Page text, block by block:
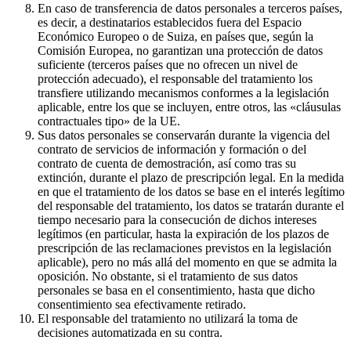
En caso de transferencia de datos personales a terceros países,
es decir, a destinatarios establecidos fuera del Espacio
Económico Europeo o de Suiza, en países que, según la
Comisión Europea, no garantizan una protección de datos
suficiente (terceros países que no ofrecen un nivel de
protección adecuado), el responsable del tratamiento los
transfiere utilizando mecanismos conformes a la legislación
aplicable, entre los que se incluyen, entre otros, las «cláusulas
contractuales tipo» de la UE.
Sus datos personales se conservarán durante la vigencia del
contrato de servicios de información y formación o del
contrato de cuenta de demostración, así como tras su
extinción, durante el plazo de prescripción legal. En la medida
en que el tratamiento de los datos se base en el interés legítimo
del responsable del tratamiento, los datos se tratarán durante el
tiempo necesario para la consecución de dichos intereses
legítimos (en particular, hasta la expiración de los plazos de
prescripción de las reclamaciones previstos en la legislación
aplicable), pero no más allá del momento en que se admita la
oposición. No obstante, si el tratamiento de sus datos
personales se basa en el consentimiento, hasta que dicho
consentimiento sea efectivamente retirado.
El responsable del tratamiento no utilizará la toma de
decisiones automatizada en su contra.